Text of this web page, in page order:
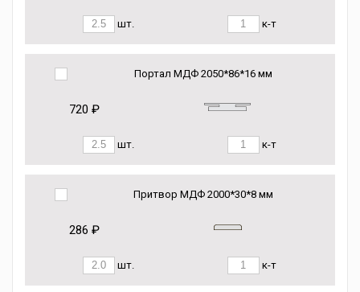
шт. к-т
Портал МДФ 2050*86*16 мм
720 ₽
шт. к-т
Притвор МДФ 2000*30*8 мм
286 ₽
шт. к-т